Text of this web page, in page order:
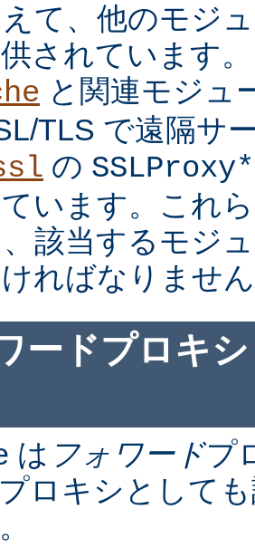
て、他のモジ
されています
と関連モジュ
TLS で遠隔サ
の SSLProxy*
います。これ
該当するモジ
ればなりませ
ードプロキ
は フォワードプ
プロキシとして